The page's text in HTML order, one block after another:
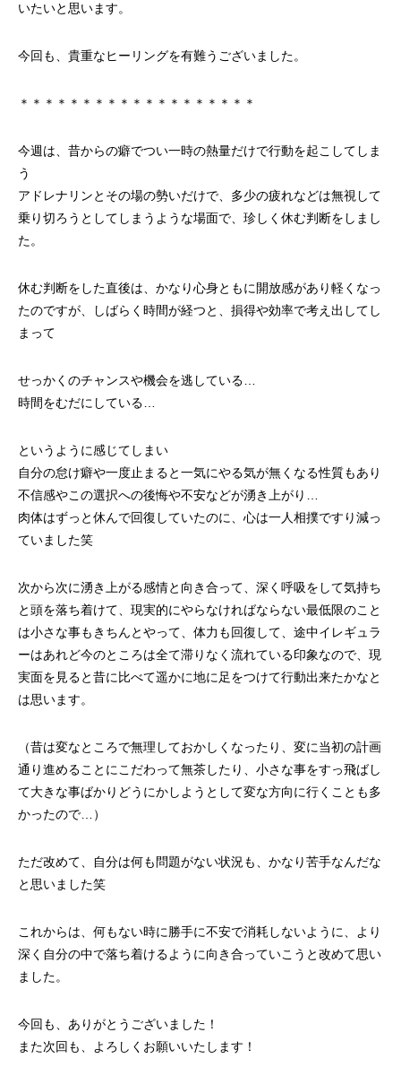
いたいと思います。
今回も、貴重なヒーリングを有難うございました。
＊＊＊＊＊＊＊＊＊＊＊＊＊＊＊＊＊＊＊
今週は、昔からの癖でつい一時の熱量だけで行動を起こしてしま
う
アドレナリンとその場の勢いだけで、多少の疲れなどは無視して
乗り切ろうとしてしまうような場面で、珍しく休む判断をしまし
た。
休む判断をした直後は、かなり心身ともに開放感があり軽くなっ
たのですが、しばらく時間が経つと、損得や効率で考え出してし
まって
せっかくのチャンスや機会を逃している…
時間をむだにしている…
というように感じてしまい
自分の怠け癖や一度止まると一気にやる気が無くなる性質もあり
不信感やこの選択への後悔や不安などが湧き上がり…
肉体はずっと休んで回復していたのに、心は一人相撲ですり減っ
ていました笑
次から次に湧き上がる感情と向き合って、深く呼吸をして気持ち
と頭を落ち着けて、現実的にやらなければならない最低限のこと
は小さな事もきちんとやって、体力も回復して、途中イレギュラ
ーはあれど今のところは全て滞りなく流れている印象なので、現
実面を見ると昔に比べて遥かに地に足をつけて行動出来たかなと
は思います。
（昔は変なところで無理しておかしくなったり、変に当初の計画
通り進めることにこだわって無茶したり、小さな事をすっ飛ばし
て大きな事ばかりどうにかしようとして変な方向に行くことも多
かったので…）
ただ改めて、自分は何も問題がない状況も、かなり苦手なんだな
と思いました笑
これからは、何もない時に勝手に不安で消耗しないように、より
深く自分の中で落ち着けるように向き合っていこうと改めて思い
ました。
今回も、ありがとうございました！
また次回も、よろしくお願いいたします！